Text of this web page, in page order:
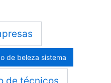
de beleza sistema
de técnicos